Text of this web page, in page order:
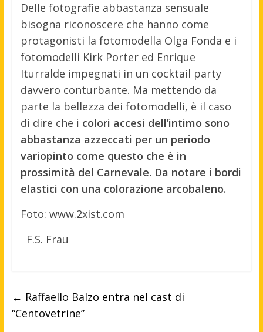
Delle fotografie abbastanza sensuale
bisogna riconoscere che hanno come
protagonisti la fotomodella Olga Fonda e i
fotomodelli Kirk Porter ed Enrique
Iturralde impegnati in un cocktail party
davvero conturbante. Ma mettendo da
parte la bellezza dei fotomodelli, è il caso
di dire che i colori accesi dell’intimo sono
abbastanza azzeccati per un periodo
variopinto come questo che è in
prossimità del Carnevale. Da notare i bordi
elastici con una colorazione arcobaleno.
Foto: www.2xist.com
F.S. Frau
← Raffaello Balzo entra nel cast di
“Centovetrine”